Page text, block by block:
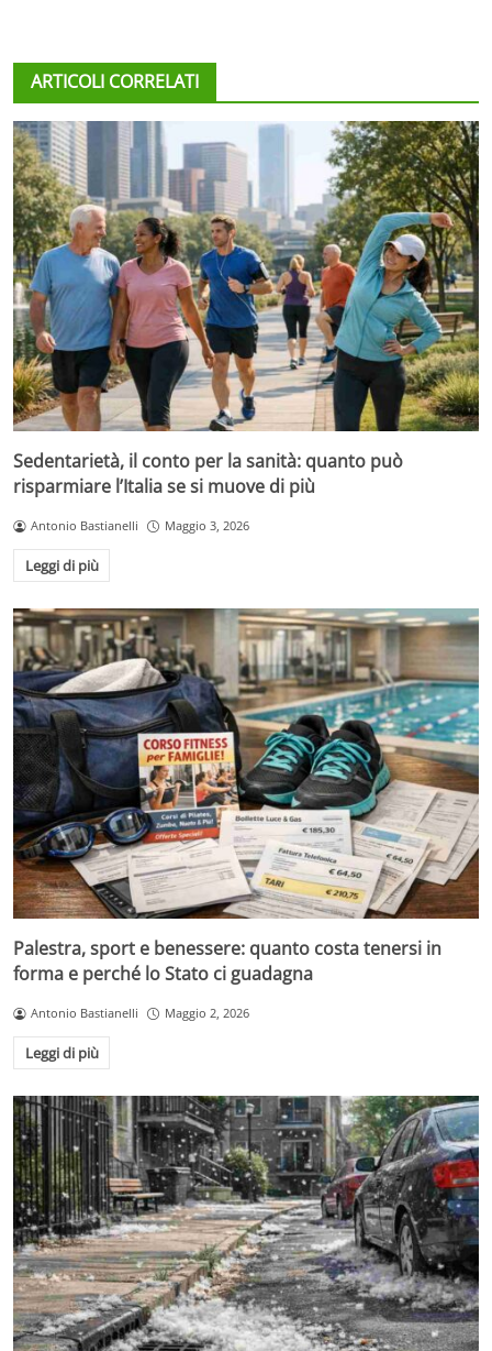
ARTICOLI CORRELATI
Sedentarietà, il conto per la sanità: quanto può
risparmiare l’Italia se si muove di più
Antonio Bastianelli Maggio 3, 2026
Leggi di più
Palestra, sport e benessere: quanto costa tenersi in
forma e perché lo Stato ci guadagna
Antonio Bastianelli Maggio 2, 2026
Leggi di più